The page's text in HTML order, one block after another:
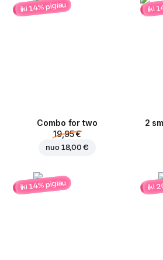
iki 14% pigiau
Combo for two
19,95 €
nuo 18,00 €
iki
2
iki 14% pigiau iki